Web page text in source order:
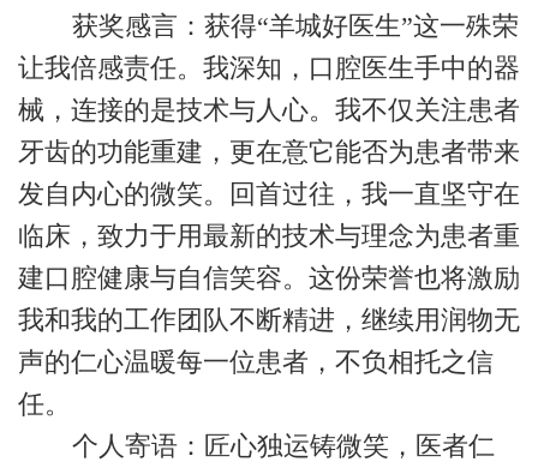
获奖感言：获得“羊城好医生”这一殊荣
让我倍感责任。我深知，口腔医生手中的器
械，连接的是技术与人心。我不仅关注患者
牙齿的功能重建，更在意它能否为患者带来
发自内心的微笑。回首过往，我一直坚守在
临床，致力于用最新的技术与理念为患者重
建口腔健康与自信笑容。这份荣誉也将激励
我和我的工作团队不断精进，继续用润物无
声的仁心温暖每一位患者，不负相托之信
任。
个人寄语：匠心独运铸微笑，医者仁